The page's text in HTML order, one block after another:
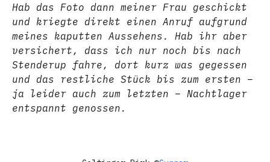
Hab das Foto dann meiner Frau geschickt
und kriegte direkt einen Anruf aufgrund
meines kaputten Aussehens. Hab ihr aber
versichert, dass ich nur noch bis nach
Stenderup fahre, dort kurz was gegessen
und das restliche Stück bis zum ersten –
ja leider auch zum letzten – Nachtlager
entspannt genossen.